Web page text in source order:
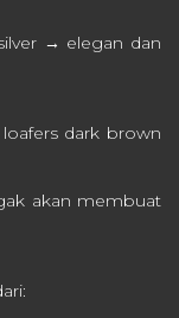
→ elegan dan
dark brown
akan membuat